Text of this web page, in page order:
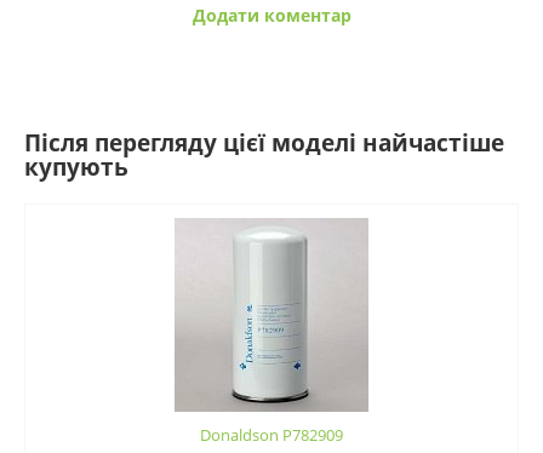
Додати коментар
Після перегляду цієї моделі найчастіше
купують
Donaldson P782909